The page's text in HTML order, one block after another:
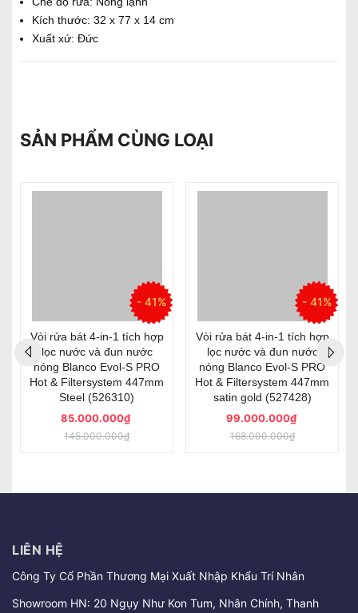
Kích thước: 32 x 77 x 14 cm
Xuất xứ: Đức
SẢN PHẨM CÙNG LOẠI
- 41%
Vòi rửa bát 4-in-1 tích hợp
lọc nước và đun nước
nóng Blanco Evol-S PRO
Hot & Filtersystem 447mm
Steel (526310)
85.000.000₫
145.000.000₫
- 41%
Vòi rửa bát 4-in-1 tích hợp
lọc nước và đun nước
nóng Blanco Evol-S PRO
Hot & Filtersystem 447mm
satin gold (527428)
99.000.000₫
168.000.000₫
LIÊN HỆ
Công Ty Cổ Phần Thương Mại Xuất Nhập Khẩu Trí Nhân
Showroom HN: 20 Ngụy Như Kon Tum, Nhân Chính, Thanh